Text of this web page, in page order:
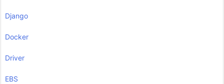
Django
Docker
Driver
EBS